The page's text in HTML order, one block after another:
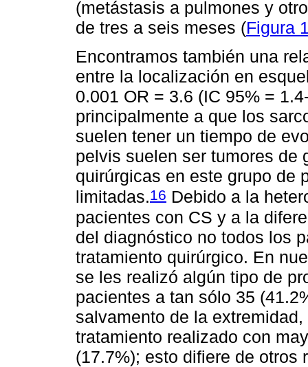
(metástasis a pulmones y
de tres a seis meses (Figura
Encontramos también una
entre la localización en
0.001 OR = 3.6 (IC 95% =
principalmente a que los
suelen tener un tiempo de
pelvis suelen ser tumores de
quirúrgicas en este grupo de
limitadas.16 Debido a la
pacientes con CS y a la
del diagnóstico no todos los
tratamiento quirúrgico. En
se les realizó algún tipo de
pacientes a tan sólo 35
salvamento de la
tratamiento realizado con
(17.7%); esto difiere de otros